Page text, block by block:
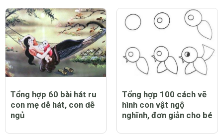
Tổng hợp 60 bài hát ru
con mẹ dễ hát, con dễ
ngủ
Tổng hợp 100 cách vẽ
hình con vật ngộ
nghĩnh, đơn giản cho bé